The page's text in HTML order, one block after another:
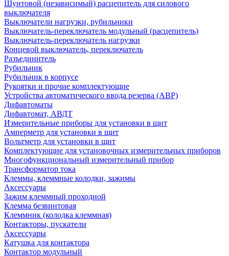
Шунтовой (независимый) расцепитель для силового
выключателя
Выключатели нагрузки, рубильники
Выключатель-переключатель модульный (расцепитель)
Выключатель-переключатель нагрузки
Концевой выключатель, переключатель
Разъединитель
Рубильник
Рубильник в корпусе
Рукоятки и прочие комплектующие
Устройства автоматического ввода резерва (АВР)
Дифавтоматы
Дифавтомат, АВДТ
Измерительные приборы для установки в щит
Амперметр для установки в щит
Вольтметр для установки в щит
Комплектующие для установочных измерительных приборов
Многофункциональный измерительный прибор
Трансформатор тока
Клеммы, клеммные колодки, зажимы
Аксессуары
Зажим клеммный проходной
Клемма безвинтовая
Клеммник (колодка клеммная)
Контакторы, пускатели
Аксессуары
Катушка для контактора
Контактор модульный